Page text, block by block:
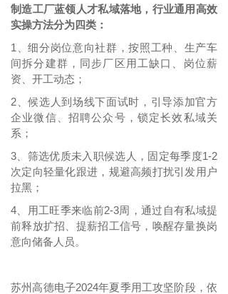
制造工厂蓝领人才私域落地，行业通用高效
实操方法分为四类：
1
、细分岗位意向社群，按照工种、生产车
间拆分建群，同步厂区用工缺口、岗位薪
资、开工动态；
2 、候选人到场线下面试时，引导添加官方
企业微信、招聘公众号，锁定长效私域关
系；
3
筛选优质未入职候选人，固定每季度1-2
次定向轻量化跟进，规避高频打扰引发用户
拉黑；
4
用工旺季来临前2-3周，通过自有私域提
前释放扩招、提薪招工信号，唤醒存量换岗
意向储备人员。
苏州高德电子2024年夏季用工攻坚阶段，依